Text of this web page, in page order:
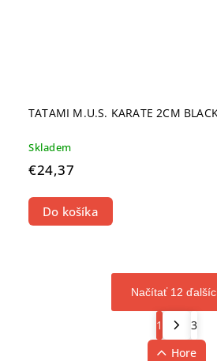
TATAMI M.U.S. KARATE 2CM
Skladem
€24,37
Do košíka
Načítať 12
1
3
Hore